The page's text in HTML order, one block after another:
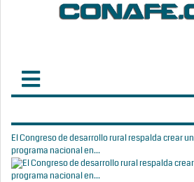
El Congreso de desarrollo rural respalda crear un
programa nacional en...